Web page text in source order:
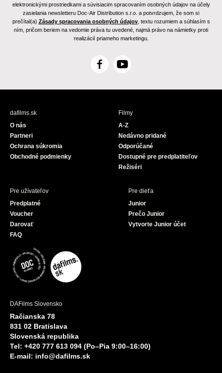
elektronickými prostriedkami a súvisiacim spracovaním osobných údajov na účely
zasielania newsletteru Doc-Air Distribution s.r.o. a potvrdzujem, že som si
prečítal(a) Zásady spracovania osobných údajov, textu rozumiem a súhlasím s
ním, pričom beriem na vedomie práva tu uvedené, najmä právo na námietky proti
realizácií priameho marketingu.
F
c
Y
u
e
dafilms.sk
O nás
Partneri
Ochrana súkromia
Obchodné podmienky
Filmy
A-Z
Nedávno pridané
Odporúčané
Dostupné pre predplatiteľov
Režiséri
Pre užívateľov
Predplatné
Voucher
Darovať
FAQ
Pre dieťa
Junior
Prečo Junior
Vytvorte Junior účet
DAFilms Slovensko
Račianska 78
831 02 Bratislava
Slovenská republika
Tel: +420 777 613 094 (Po–Pia 9:00–16:00)
E-mail: info@dafilms.sk